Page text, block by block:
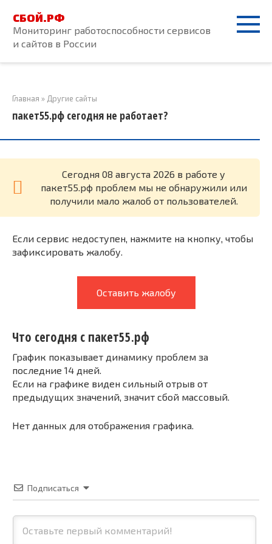
контенту
СБОЙ.РФ
Мониторинг работоспособности сервисов
и сайтов в России
Главная » Другие сайты
пакет55.рф сегодня не работает?
Cегодня 08 августа 2026 в работе у
пакет55.рф проблем мы не обнаружили или
получили мало жалоб от пользователей.
Если сервис недоступен, нажмите на кнопку, чтобы
зафиксировать жалобу.
Оставить жалобу
Что сегодня с пакет55.рф
График показывает динамику проблем за
последние 14 дней.
Если на графике виден сильный отрыв от
предыдущих значений, значит сбой массовый.
Нет данных для отображения графика.
Подписаться